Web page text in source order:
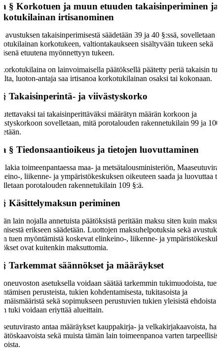
§ Korkotuen ja muun etuuden takaisinperiminen ja
irtisanominen
avustuksen takaisinperimisestä säädetään 39 ja 40 §:ssä, sovelletaan
korkotukeen, valtiontakaukseen sisältyvään tukeen sekä
etuutena myönnettyyn tukeen.
korkotukilaina on lainvoimaisella päätöksellä päätetty periä takaisin
luoton-antaja saa irtisanoa korkotukilainan osaksi tai kokonaan.
Takaisinperintä- ja viivästyskorko
tai takaisinperittäväksi määrätyn määrän korkoon ja
sovelletaan, mitä porotalouden rakennetukilain 99 ja 100
§ Tiedonsaantioikeus ja tietojen luovuttaminen
lakia toimeenpantaessa maa- ja metsätalousministeriön,
, liikenne- ja ympäristökeskuksen oikeuteen saada ja luovuttaa
porotalouden rakennetukilain 109 §:ä.
Käsittelymaksun periminen
lain nojalla annetuista päätöksistä peritään maksu siten kuin
erikseen säädetään. Luottojen maksuhelpotuksia sekä
tuen myöntämistä koskevat elinkeino-, liikenne- ja
ovat kuitenkin maksuttomia.
Tarkemmat säännökset ja määräykset
asetuksella voidaan säätää tarkemmin tukimuodoista, tuen
perusteista, tukien kohdentamisesta, tukitasoista ja
sekä sopimukseen perustuvien tukien yleisistä ehdoista
tuki voidaan eriyttää alueittain.
antaa määräykset kauppakirja- ja velkakirjakaavoista,
sekä muista tämän lain toimeenpanoa varten